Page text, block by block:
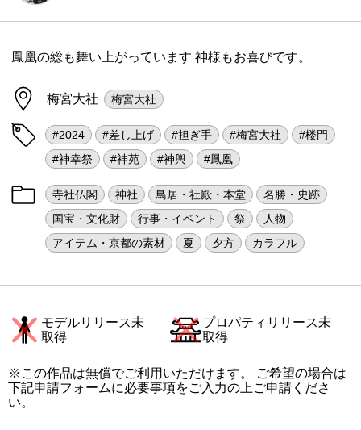
鳳凰の総も舞い上がっています 神様もお喜びです。
梅宮大社 梅宮大社
#2024 #差し上げ #担ぎ手 #梅宮大社
#楼門
#神幸祭
#神苑 #神輿 #鳳凰
寺社仏閣 神社 鳥居・社殿・本堂
名勝・史跡
国宝・文化財
行事・イベント 祭
人物
アイテム・京都の素材
夏 夕方 カラフル
モデルリリース未
取得
プロパティリリース未
取得
※この作品は無償でご利用いただけます。 ご希望の場合は
下記申請フォームに必要事項をご入力の上ご申請くださ
い。